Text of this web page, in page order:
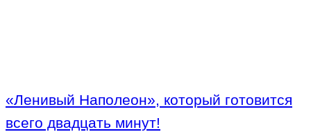
«Ленивый Наполеон», который готовится
всего двадцать минут!